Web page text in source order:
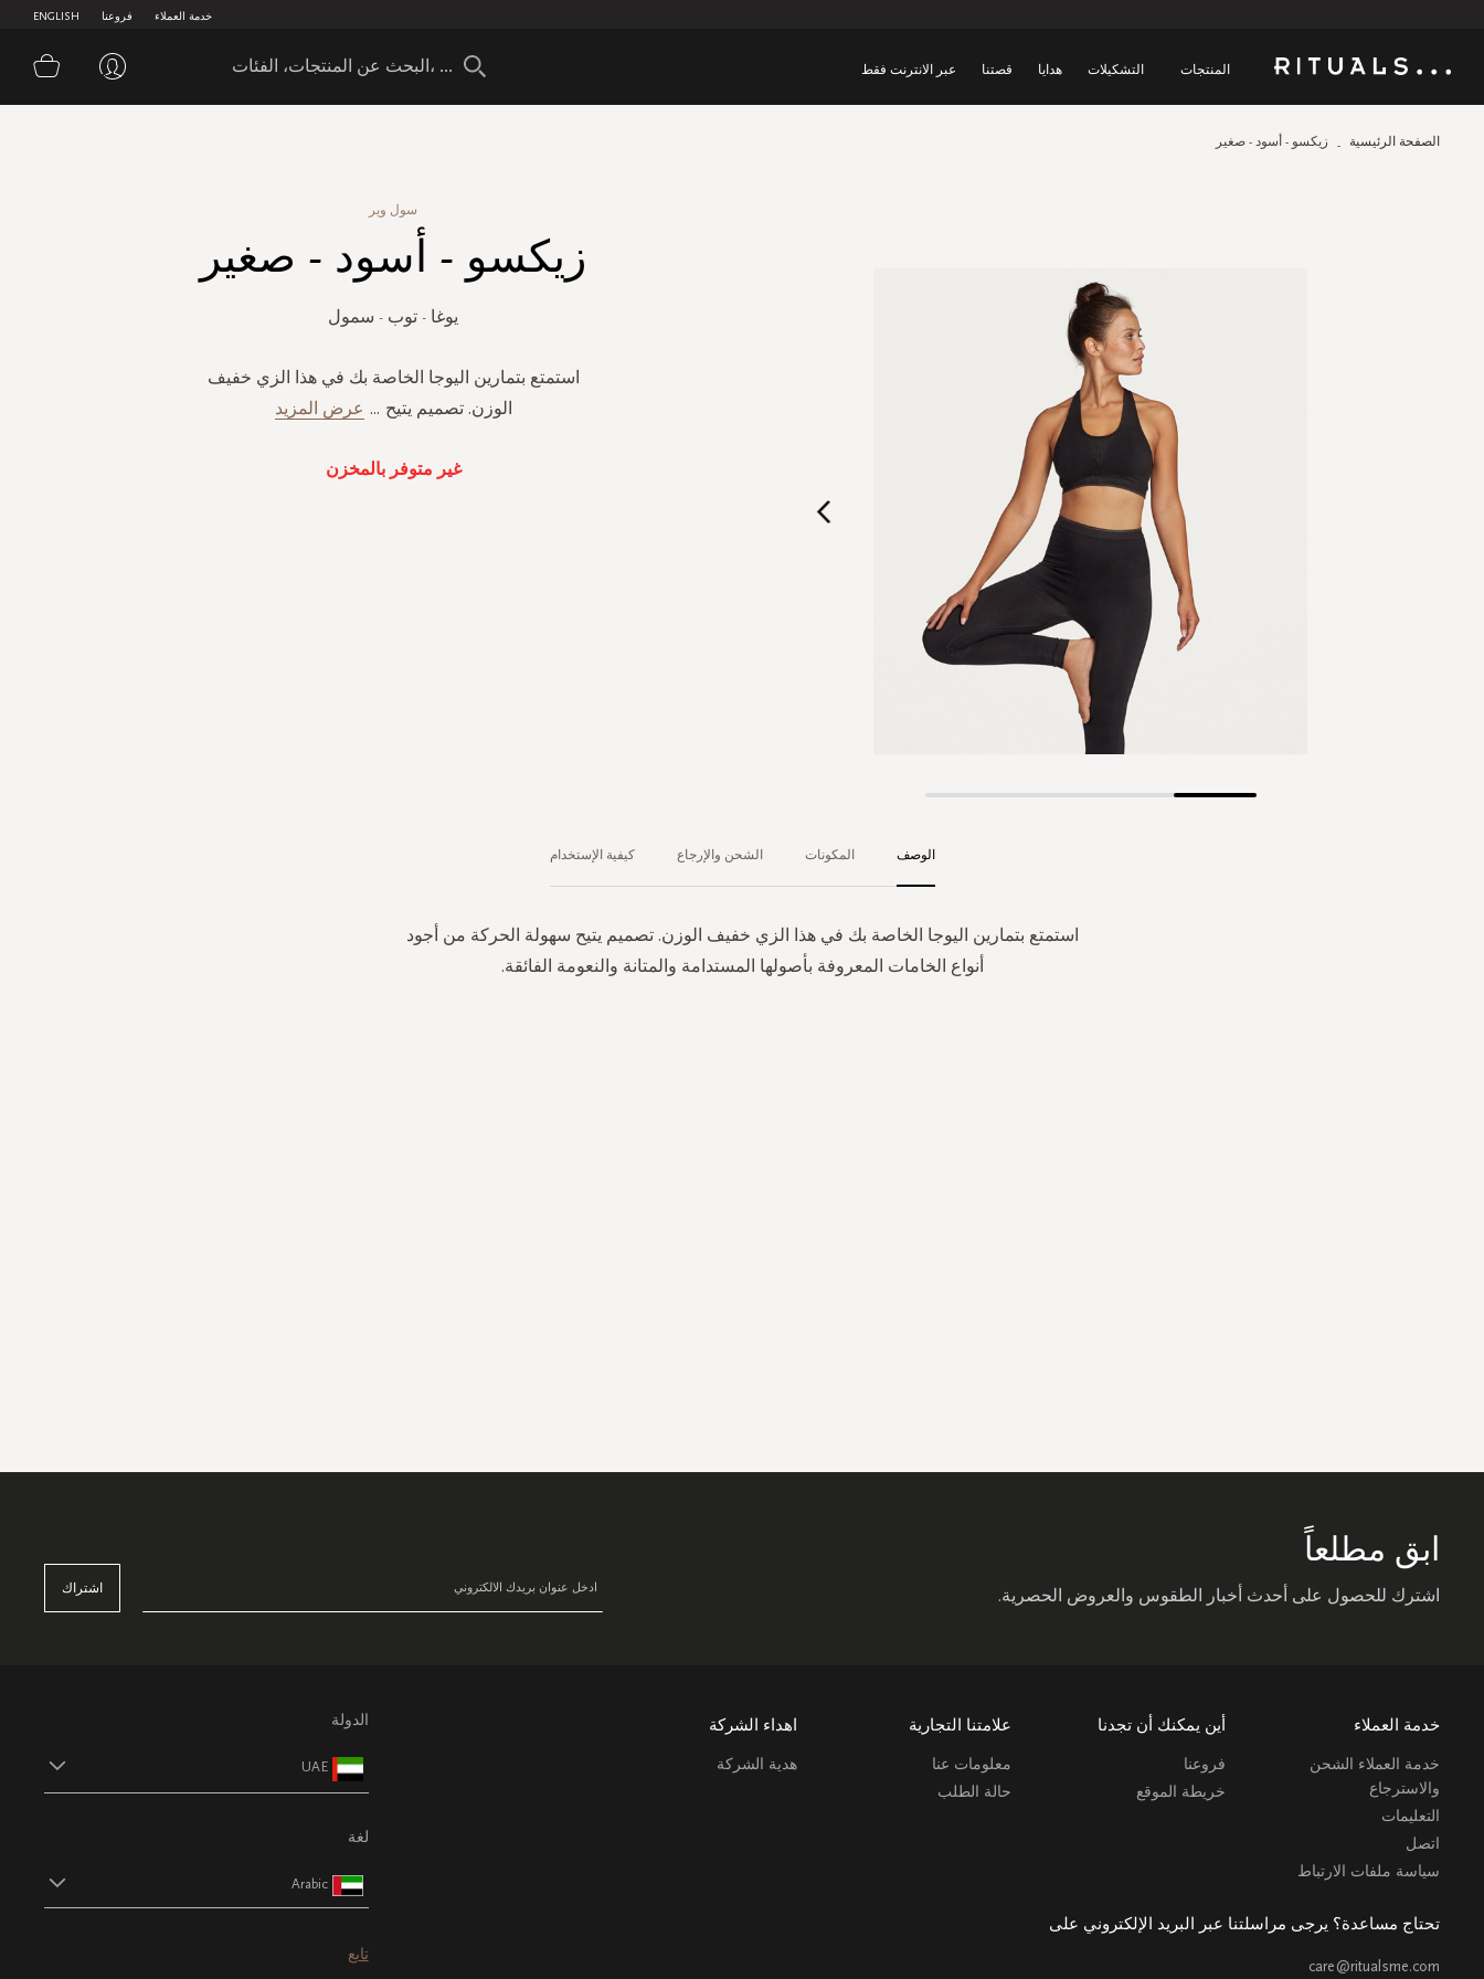
ENGLISH فروعنا خدمة العملاء
المنتجات التشكيلات هدايا قصتنا عبر الانترنت فقط سلة
الصفحة الرئيسية زيكسو - أسود - صغير
سول وير
زيكسو - أسود - صغير
يوغا - توب - سمول
استمتع بتمارين اليوجا الخاصة بك في هذا الزي خفيف
الوزن. تصميم يتيح ... عرض المزيد
غير متوفر بالمخزن
الوصف
استمتع بتمارين اليوجا الخاصة بك في هذا الزي خفيف الوزن. تصميم يتيح سهولة الحركة من أجود
أنواع الخامات المعروفة بأصولها المستدامة والمتانة والنعومة الفائقة.
المكونات الشحن والإرجاع كيفية الإستخدام
ابق مطلعاً
اشترك للحصول على أحدث أخبار الطقوس والعروض الحصرية. اشتراك
خدمة العملاء
خدمة العملاء الشحن
والاسترجاع
التعليمات
اتصل
سياسة ملفات الارتباط
أين يمكنك أن تجدنا
فروعنا
خريطة الموقع
علامتنا التجارية
معلومات عنا
حالة الطلب
اهداء الشركة
هدية الشركة
تحتاج مساعدة؟ يرجى مراسلتنا عبر البريد الإلكتروني على
care@ritualsme.com
الدولة
UAE
لغة
Arabic
تابع